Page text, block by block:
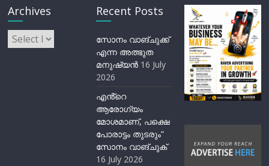
Archives
Archives
Recent Posts
സോനം വാങ്ചുക്ക്
എന്ന അത്ഭുത
മനുഷ്യന്‍ 16 July
2026
എൻ്റെ
ആരോഗ്യം
മോശമാണ്, പക്ഷെ
പോരാട്ടം തുടരും”
സോനം വാങ്ചുക്
16 July 2026